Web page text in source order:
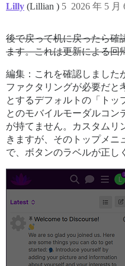
Lilly (Lillian ) 2026 年 5 月
5
後で戻って机に戻ったら確
ます。これは更新による回
編集：これを確認しました
ファクタリングが必要だと
とするデフォルトの「トッ
とのモバイルモーダルコン
が持てません。カスタムリ
きますが、そのトップメニ
で、ボタンのラベルが正し